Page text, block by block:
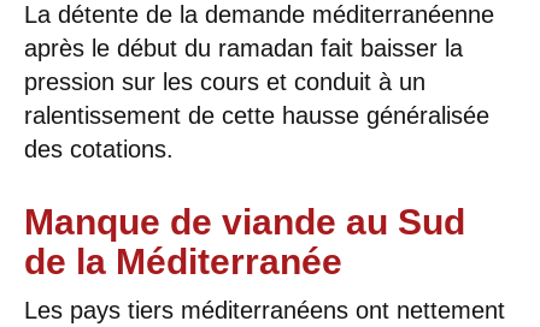
La détente de la demande méditerranéenne
après le début du ramadan fait baisser la
pression sur les cours et conduit à un
ralentissement de cette hausse généralisée
des cotations.
Manque de viande au Sud
de la Méditerranée
Les pays tiers méditerranéens ont nettement